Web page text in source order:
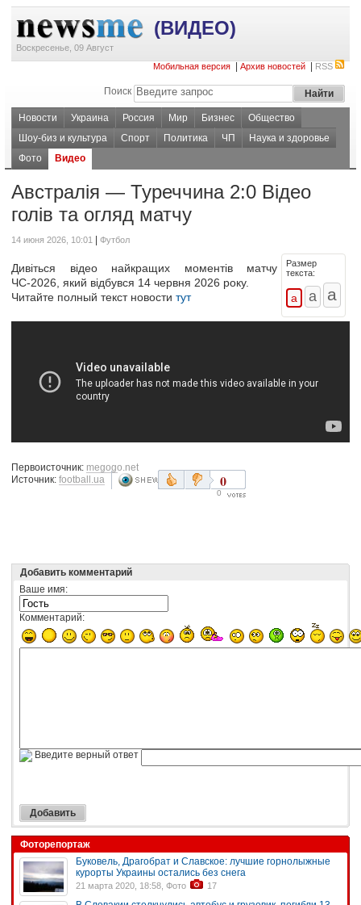
(ВИДЕО)
Воскресенье, 09 Август
Мобильная версия
Архив новостей RSS
Поиск
Новости Украина Россия Мир Бизнес
Общество
Шоу-биз и культура
Спорт Политика ЧП
Наука и здоровье
Фото
Видео
Австралія — Туреччина 2:0 Відео
голів та огляд матчу
14 июня 2026, 10:01 Футбол
Размер
текста:
Дивіться відео найкращих моментів матчу
ЧС-2026, який відбувся 14 червня 2026 року.
Читайте полный текст новости тут
Первоисточник: megogo.net
Источник: football.ua 0
0
Добавить комментарий
Ваше имя:
Комментарий:
Введите верный ответ
Фоторепортаж
Буковель, Драгобрат и Славское: лучшие горнолыжные
курорты Украины остались без снега
21 марта 2020, 18:58, Фото 17